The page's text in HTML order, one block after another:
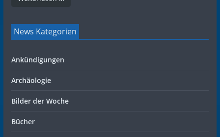
News Kategorien
Ankündigungen
Archäologie
Bilder der Woche
Bücher